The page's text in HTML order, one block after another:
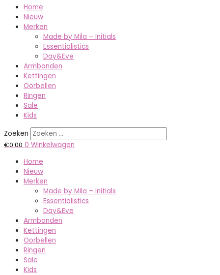
Home
Nieuw
Merken
Made by Mila – Initials
Essentialistics
Day&Eve
Armbanden
Kettingen
Oorbellen
Ringen
Sale
Kids
Zoeken
€0.00 0 Winkelwagen
Home
Nieuw
Merken
Made by Mila – Initials
Essentialistics
Day&Eve
Armbanden
Kettingen
Oorbellen
Ringen
Sale
Kids